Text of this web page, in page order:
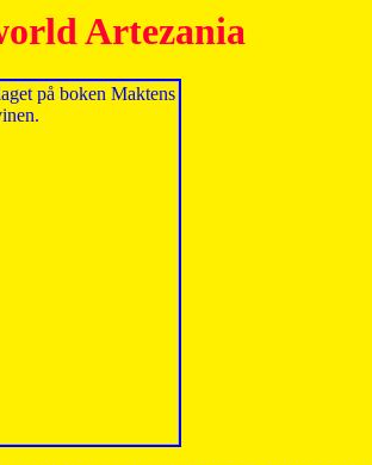
Artezania